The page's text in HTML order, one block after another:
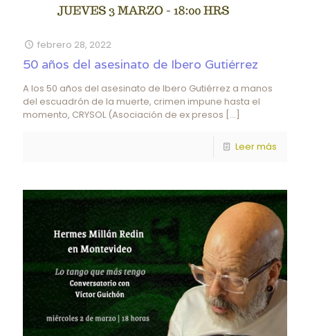
febrero 28, 2022
50 años del asesinato de Ibero Gutiérrez
A los 50 años del asesinato de Ibero Gutiérrez a manos
del escuadrón de la muerte, crimen impune hasta el
momento, CRYSOL (Asociación de ex presos […]
Leer más